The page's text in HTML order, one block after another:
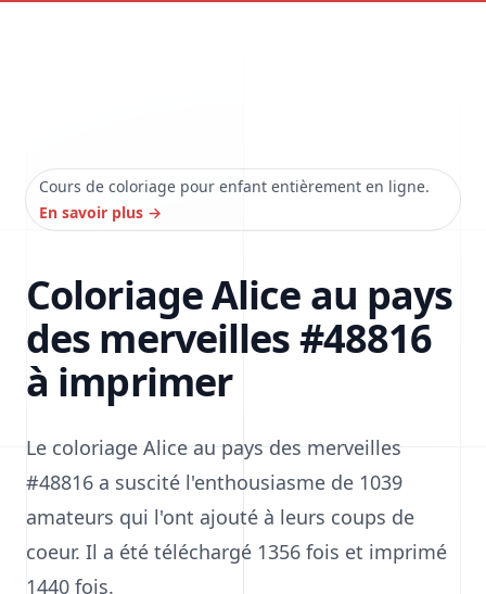
Cours de coloriage pour enfant entièrement en ligne.
En savoir plus →
Coloriage Alice au pays
des merveilles #48816
à imprimer
Le coloriage Alice au pays des merveilles
#48816 a suscité l'enthousiasme de 1039
amateurs qui l'ont ajouté à leurs coups de
coeur. Il a été téléchargé 1356 fois et imprimé
1440 fois.